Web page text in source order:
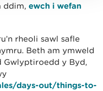
ddim, ewch i wefan
rheoli sawl safle
Beth am ymweld
Gwlyptiroedd y Byd,
days-out/things-to-